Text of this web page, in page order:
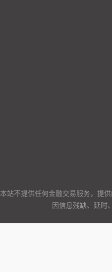
本站不提供任何金融交易服务，提
因信息残缺、延时